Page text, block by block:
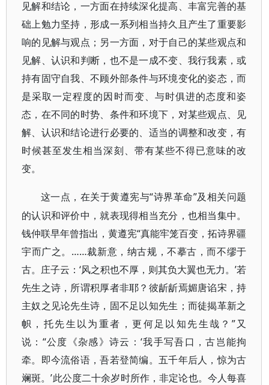
见解和结论，一方面在持续深化提高、丰富完善的基
础上勉力坚持，形成一系列相当持久且产生了重要影
响的见解与观点；另一方面，对于自己的某些观点和
见解、认识和判断，也不是一成不变、我行我素，或
持有固守自我、不顾外部条件与环境变化的姿态，而
是采取一定程度的因时而变、与时俱进的态度和姿
态，在不同的时势、条件和环境下，对某些观点、见
解、认识和结论进行必要的、适当的调整和改变，有
时候甚至发生相当深刻、带有某些不得已意味的改
变。
这一点，在关于黄遵宪与“诗界革命”及相关问题
的认识和评价中，就表现得相当充分，也相当集中。
钱仲联早年曾指出，黄遵宪“真能牢笼百变，拓诗界疆
宇而广之。……裁新意，纳古规，不摹古，而不缪于
古。庄子云：‘风之积也不厚，则其负大翼也无力。’若
先生之诗，所谓积厚者非耶？彼龂龂焉媚唐谄宋，持
主奴之见论先生诗，固不足以知先生；而徒揭革新之
帜，托先生以为重者，更何足以知先生哉？”又
说：“公度《杂感》诗云：‘我手写吾口，古岂能拘
牵。即今流俗语，吾若登简编。五千年后人，惊为古
斓斑。’此公度二十余岁时所作，非定论也。今人每喜